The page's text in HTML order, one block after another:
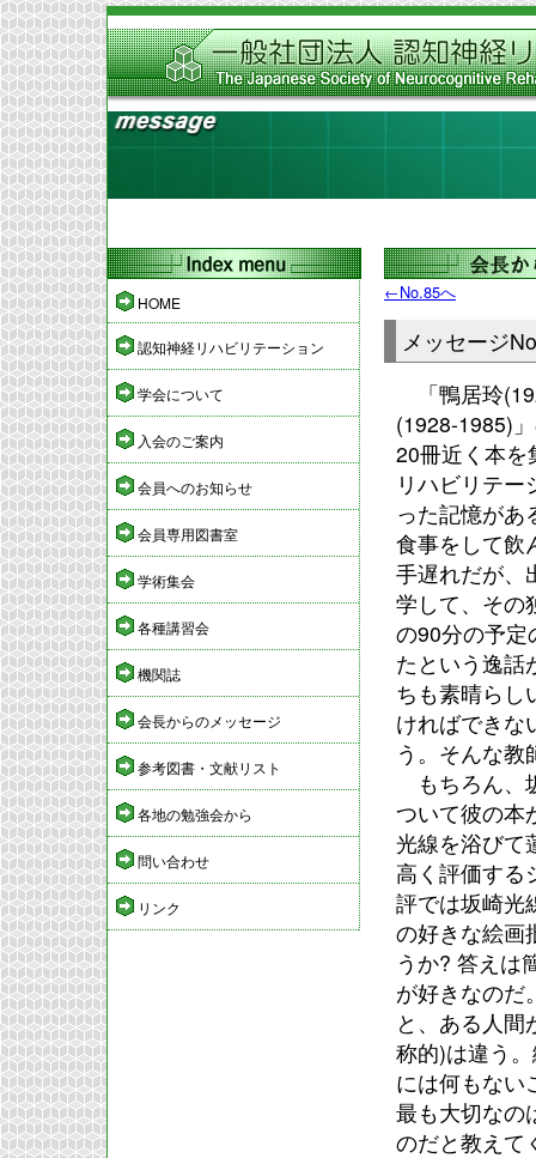
HOME
認知神経リハビリテーション
学会について
入会のご案内
会員へのお知らせ
会員専用図書室
学術集会
各種講習会
機関誌
会長からのメッセージ
参考図書・文献リスト
各地の勉強会から
問い合わせ
リンク
←No.85へ
メッセージ
「鴨居玲
(1928-1985)
20冊近く本を
リハビリテ
った記憶があ
食事をして飲
手遅れだが、
学して、その
の90分の予定
たという逸話
ちも素晴らし
ければできな
う。そんな教
もちろん、
ついて彼の本
光線を浴びて
高く評価する
評では坂崎光
の好きな絵画
うか? 答えは
が好きなのだ
と、ある人
称的)は違う
には何もない
最も大切なの
のだと教えて